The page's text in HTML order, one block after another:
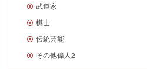
武道家
棋士
伝統芸能
その他偉人2